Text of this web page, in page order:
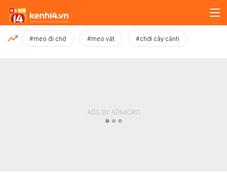
MỚI NHẤT
#mẹo đi chợ #mẹo vặt #chơi cây cảnh